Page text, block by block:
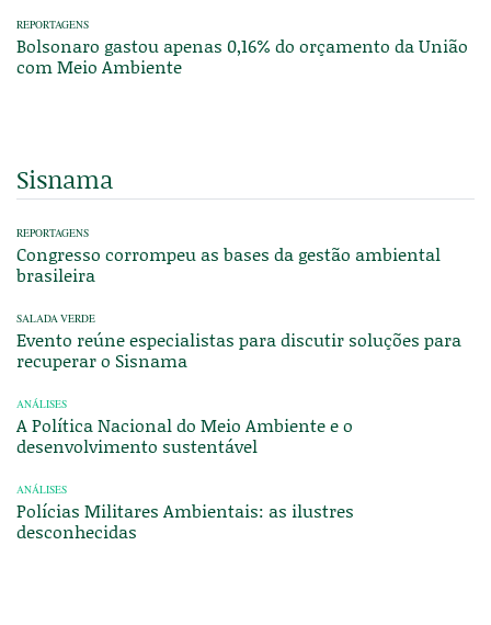
REPORTAGENS
Bolsonaro gastou apenas 0,16% do orçamento da União
com Meio Ambiente
Sisnama
REPORTAGENS
Congresso corrompeu as bases da gestão ambiental
brasileira
SALADA VERDE
Evento reúne especialistas para discutir soluções para
recuperar o Sisnama
ANÁLISES
A Política Nacional do Meio Ambiente e o
desenvolvimento sustentável
ANÁLISES
Polícias Militares Ambientais: as ilustres
desconhecidas